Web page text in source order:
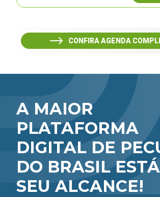
CONFIRA AGENDA
A MAIOR
PLATAFORMA
DIGITAL DE
DO BRASIL
SEU ALCANCE!